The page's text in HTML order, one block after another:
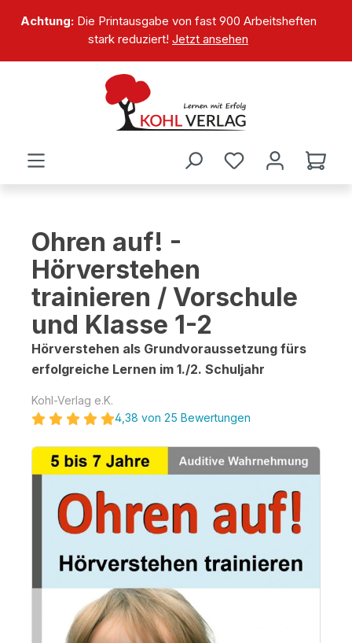
springen
Achtung:Die Printausgabe von fast 900 Arbeitsheften
stark reduziert! Jetzt ansehen
Ohren auf! -
Hörverstehen
trainieren / Vorschule
und Klasse 1-2
Hörverstehen als Grundvoraussetzung fürs
erfolgreiche Lernen im 1./2. Schuljahr
Kohl-Verlag e.K.
4,38 von 25 Bewertungen
Bildergalerie überspringen